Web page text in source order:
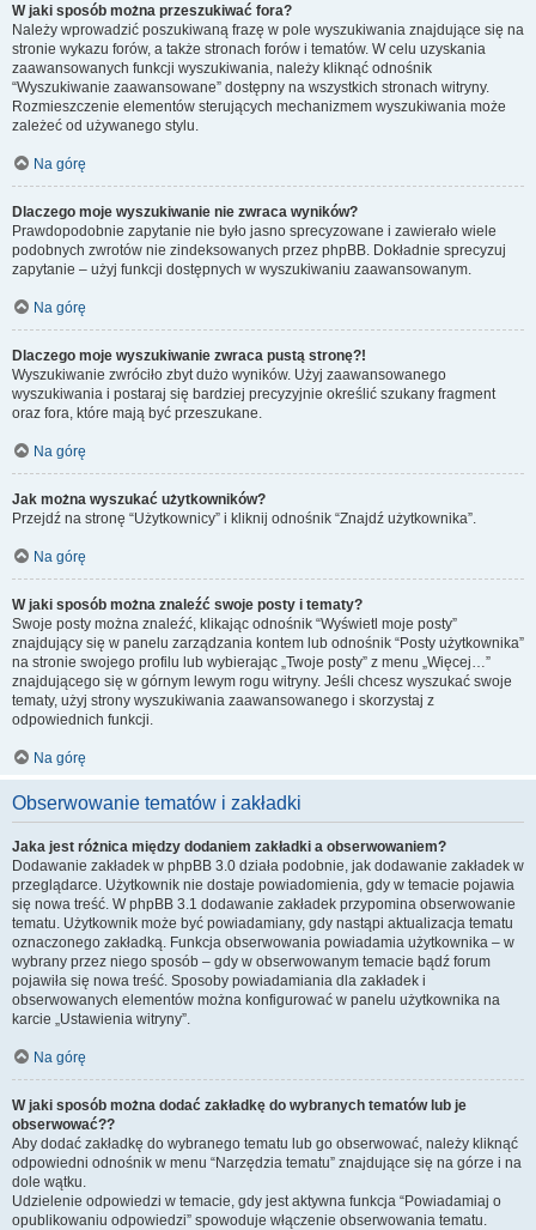
W jaki sposób można przeszukiwać fora?
Należy wprowadzić poszukiwaną frazę w pole wyszukiwania znajdujące się na
stronie wykazu forów, a także stronach forów i tematów. W celu uzyskania
zaawansowanych funkcji wyszukiwania, należy kliknąć odnośnik
“Wyszukiwanie zaawansowane” dostępny na wszystkich stronach witryny.
Rozmieszczenie elementów sterujących mechanizmem wyszukiwania może
zależeć od używanego stylu.
Na górę
Dlaczego moje wyszukiwanie nie zwraca wyników?
Prawdopodobnie zapytanie nie było jasno sprecyzowane i zawierało wiele
podobnych zwrotów nie zindeksowanych przez phpBB. Dokładnie sprecyzuj
zapytanie – użyj funkcji dostępnych w wyszukiwaniu zaawansowanym.
Na górę
Dlaczego moje wyszukiwanie zwraca pustą stronę?!
Wyszukiwanie zwróciło zbyt dużo wyników. Użyj zaawansowanego
wyszukiwania i postaraj się bardziej precyzyjnie określić szukany fragment
oraz fora, które mają być przeszukane.
Na górę
Jak można wyszukać użytkowników?
Przejdź na stronę “Użytkownicy” i kliknij odnośnik “Znajdź użytkownika”.
Na górę
W jaki sposób można znaleźć swoje posty i tematy?
Swoje posty można znaleźć, klikając odnośnik “Wyświetl moje posty”
znajdujący się w panelu zarządzania kontem lub odnośnik “Posty użytkownika”
na stronie swojego profilu lub wybierając „Twoje posty” z menu „Więcej…”
znajdującego się w górnym lewym rogu witryny. Jeśli chcesz wyszukać swoje
tematy, użyj strony wyszukiwania zaawansowanego i skorzystaj z
odpowiednich funkcji.
Na górę
Obserwowanie tematów i zakładki
Jaka jest różnica między dodaniem zakładki a obserwowaniem?
Dodawanie zakładek w phpBB 3.0 działa podobnie, jak dodawanie zakładek w
przeglądarce. Użytkownik nie dostaje powiadomienia, gdy w temacie pojawia
się nowa treść. W phpBB 3.1 dodawanie zakładek przypomina obserwowanie
tematu. Użytkownik może być powiadamiany, gdy nastąpi aktualizacja tematu
oznaczonego zakładką. Funkcja obserwowania powiadamia użytkownika – w
wybrany przez niego sposób – gdy w obserwowanym temacie bądź forum
pojawiła się nowa treść. Sposoby powiadamiania dla zakładek i
obserwowanych elementów można konfigurować w panelu użytkownika na
karcie „Ustawienia witryny”.
Na górę
W jaki sposób można dodać zakładkę do wybranych tematów lub je
obserwować??
Aby dodać zakładkę do wybranego tematu lub go obserwować, należy kliknąć
odpowiedni odnośnik w menu “Narzędzia tematu” znajdujące się na górze i na
dole wątku.
Udzielenie odpowiedzi w temacie, gdy jest aktywna funkcja “Powiadamiaj o
opublikowaniu odpowiedzi” spowoduje włączenie obserwowania tematu.